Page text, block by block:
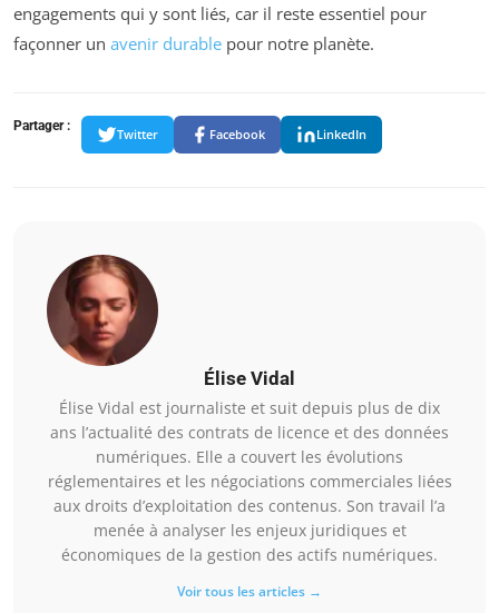
engagements qui y sont liés, car il reste essentiel pour
façonner un avenir durable pour notre planète.
Partager :
Twitter Facebook LinkedIn
Élise Vidal
Élise Vidal est journaliste et suit depuis plus de dix
ans l’actualité des contrats de licence et des données
numériques. Elle a couvert les évolutions
réglementaires et les négociations commerciales liées
aux droits d’exploitation des contenus. Son travail l’a
menée à analyser les enjeux juridiques et
économiques de la gestion des actifs numériques.
Voir tous les articles →